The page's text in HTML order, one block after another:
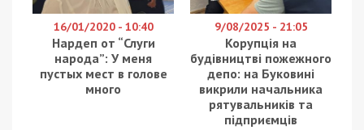
16/01/2020 - 10:40
Нардеп от “Слуги
народа”: У меня
пустых мест в голове
много
9/08/2025 - 21:05
Корупція на
будівництві пожежного
депо: на Буковині
викрили начальника
рятувальників та
підприємців